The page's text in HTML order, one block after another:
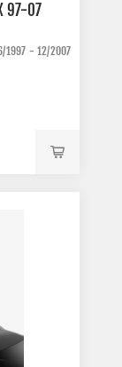
97-07
1997 - 12/2007